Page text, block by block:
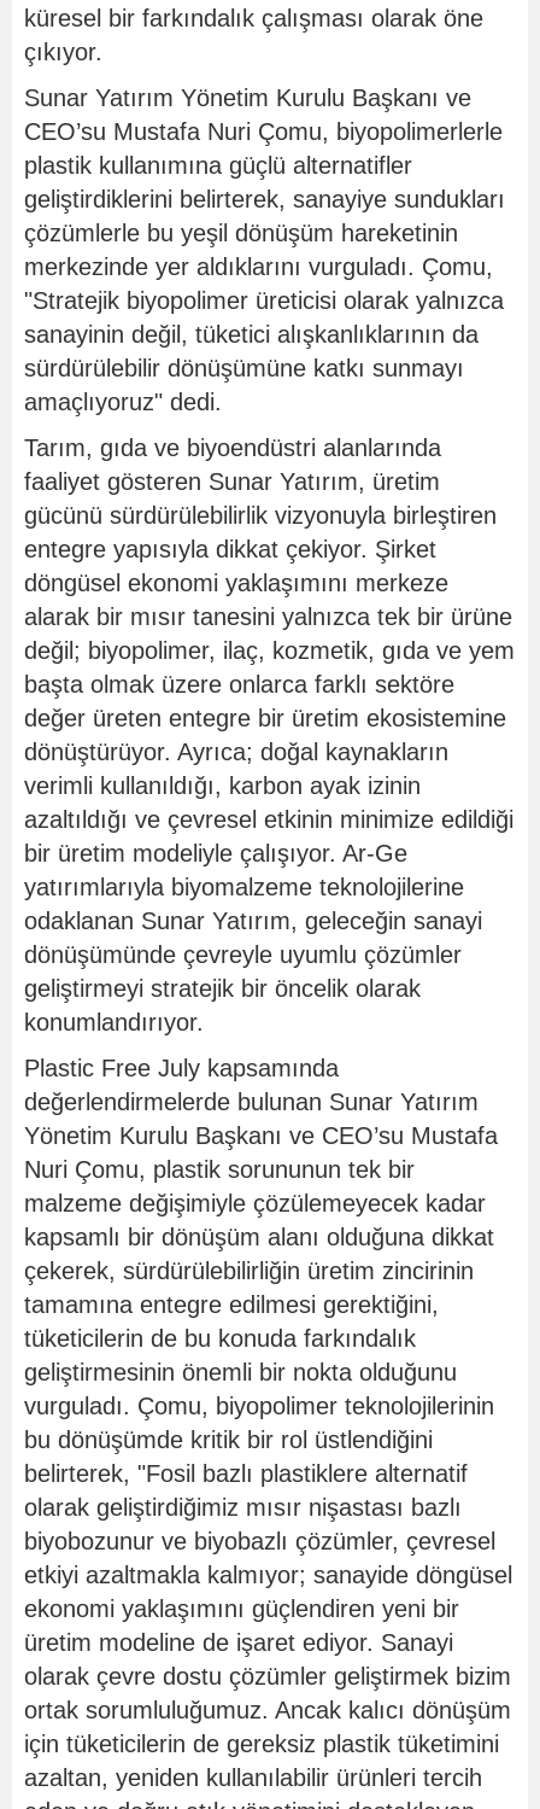
küresel bir farkındalık çalışması olarak öne
çıkıyor.
Sunar Yatırım Yönetim Kurulu Başkanı ve
CEO’su Mustafa Nuri Çomu, biyopolimerlerle
plastik kullanımına güçlü alternatifler
geliştirdiklerini belirterek, sanayiye sundukları
çözümlerle bu yeşil dönüşüm hareketinin
merkezinde yer aldıklarını vurguladı. Çomu,
"Stratejik biyopolimer üreticisi olarak yalnızca
sanayinin değil, tüketici alışkanlıklarının da
sürdürülebilir dönüşümüne katkı sunmayı
amaçlıyoruz" dedi.
Tarım, gıda ve biyoendüstri alanlarında
faaliyet gösteren Sunar Yatırım, üretim
gücünü sürdürülebilirlik vizyonuyla birleştiren
entegre yapısıyla dikkat çekiyor. Şirket
döngüsel ekonomi yaklaşımını merkeze
alarak bir mısır tanesini yalnızca tek bir ürüne
değil; biyopolimer, ilaç, kozmetik, gıda ve yem
başta olmak üzere onlarca farklı sektöre
değer üreten entegre bir üretim ekosistemine
dönüştürüyor. Ayrıca; doğal kaynakların
verimli kullanıldığı, karbon ayak izinin
azaltıldığı ve çevresel etkinin minimize edildiği
bir üretim modeliyle çalışıyor. Ar-Ge
yatırımlarıyla biyomalzeme teknolojilerine
odaklanan Sunar Yatırım, geleceğin sanayi
dönüşümünde çevreyle uyumlu çözümler
geliştirmeyi stratejik bir öncelik olarak
konumlandırıyor.
Plastic Free July kapsamında
değerlendirmelerde bulunan Sunar Yatırım
Yönetim Kurulu Başkanı ve CEO’su Mustafa
Nuri Çomu, plastik sorununun tek bir
malzeme değişimiyle çözülemeyecek kadar
kapsamlı bir dönüşüm alanı olduğuna dikkat
çekerek, sürdürülebilirliğin üretim zincirinin
tamamına entegre edilmesi gerektiğini,
tüketicilerin de bu konuda farkındalık
geliştirmesinin önemli bir nokta olduğunu
vurguladı. Çomu, biyopolimer teknolojilerinin
bu dönüşümde kritik bir rol üstlendiğini
belirterek, "Fosil bazlı plastiklere alternatif
olarak geliştirdiğimiz mısır nişastası bazlı
biyobozunur ve biyobazlı çözümler, çevresel
etkiyi azaltmakla kalmıyor; sanayide döngüsel
ekonomi yaklaşımını güçlendiren yeni bir
üretim modeline de işaret ediyor. Sanayi
olarak çevre dostu çözümler geliştirmek bizim
ortak sorumluluğumuz. Ancak kalıcı dönüşüm
için tüketicilerin de gereksiz plastik tüketimini
azaltan, yeniden kullanılabilir ürünleri tercih